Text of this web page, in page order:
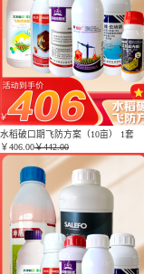
水稻破口期飞防方案（10亩） 1套
￥406.00￥442.00